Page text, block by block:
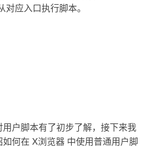
对应入口执行脚本。
户脚本有了初步了解，接下来我
何在 X浏览器 中使用普通用户脚